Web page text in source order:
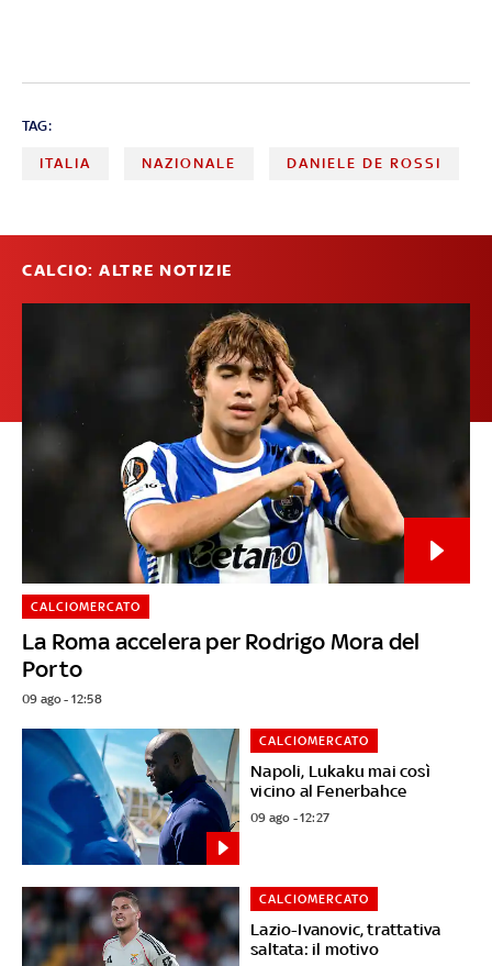
TAG:
ITALIA NAZIONALE DANIELE DE ROSSI
CALCIO: ALTRE NOTIZIE
La Roma accelera per Rodrigo Mora del
Porto
CALCIOMERCATO
09 ago - 12:58
Napoli, Lukaku mai così
vicino al Fenerbahce
CALCIOMERCATO
09 ago - 12:27
Lazio-Ivanovic, trattativa
saltata: il motivo
CALCIOMERCATO